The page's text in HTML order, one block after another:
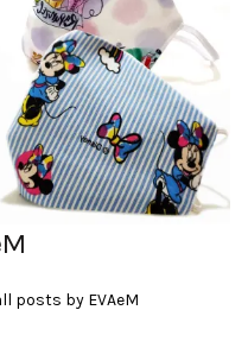
posts by EVAeM